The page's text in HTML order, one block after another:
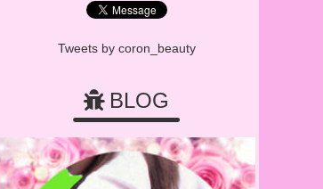
Tweets by coron_beauty
BLOG